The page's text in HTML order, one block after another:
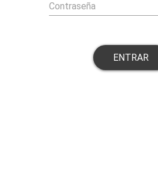
Contraseña
ENTRAR